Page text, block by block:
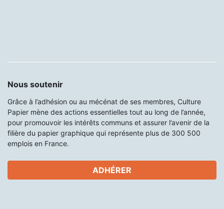
Nous soutenir
Grâce à l’adhésion ou au mécénat de ses membres, Culture
Papier mène des actions essentielles tout au long de l’année,
pour promouvoir les intérêts communs et assurer l’avenir de la
filière du papier graphique qui représente plus de 300 500
emplois en France.
ADHÉRER